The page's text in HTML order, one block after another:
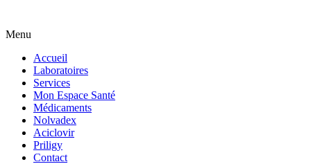
Menu
Accueil
Laboratoires
Services
Mon Espace Santé
Médicaments
Nolvadex
Aciclovir
Priligy
Contact